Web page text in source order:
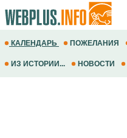
КАЛЕНДАРЬ ПОЖЕЛАНИЯ
ИЗ ИСТОРИИ... НОВОСТИ